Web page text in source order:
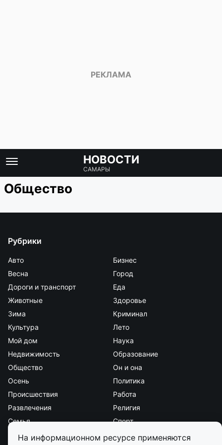
На информационном ресурсе применяются
НОВОСТИ
САМАРЫ
Общество
Рубрики
Авто
Бизнес
Весна
Город
Дороги и транспорт
Еда
Животные
Здоровье
Зима
Криминал
Культура
Лето
Мой дом
Наука
Недвижимость
Образование
Общество
Он и она
Осень
Политика
Происшествия
Работа
Развлечения
Религия
Семья
Спорт
Стиль и красота
Страна и мир